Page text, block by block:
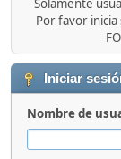
Solamente
Por favor inicia
Iniciar
Nombre de